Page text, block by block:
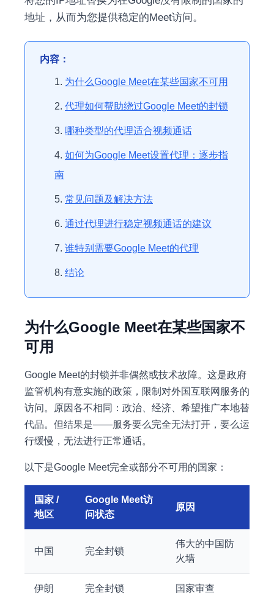
地址，从而为您提供稳定的Meet访问。
内容：
为什么Google Meet在某些国家不可用
代理如何帮助绕过Google Meet的封锁
哪种类型的代理适合视频通话
如何为Google Meet设置代理：逐步指
南
常见问题及解决方法
通过代理进行稳定视频通话的建议
谁特别需要Google Meet的代理
结论
为什么Google Meet在某些国家不
可用
Google Meet的封锁并非偶然或技术故障。这是政府
监管机构有意实施的政策，限制对外国互联网服务的
访问。原因各不相同：政治、经济、希望推广本地替
代品。但结果是——服务要么完全无法打开，要么运
行缓慢，无法进行正常通话。
以下是Google Meet完全或部分不可用的国家：
国家 /
地区
Google Meet访
问状态
原因
中国 完全封锁
伟大的中国防
火墙
伊朗 完全封锁 国家审查